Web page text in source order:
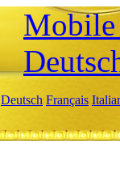
Deutsch Français